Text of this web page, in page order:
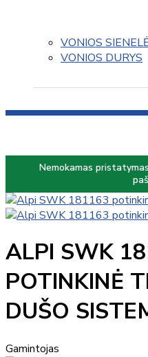
VONIOS
VONIOS DURYS
Nemokamas
ALPI SWK
POTINKINĖ
DUŠO
Gamintojas